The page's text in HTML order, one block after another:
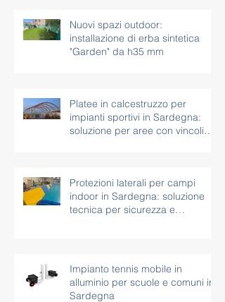
Nuovi spazi outdoor:
installazione di erba sintetica
"Garden" da h35 mm
Platee in calcestruzzo per
impianti sportivi in Sardegna:
soluzione per aree con vincoli
Protezioni laterali per campi
indoor in Sardegna: soluzione
tecnica per sicurezza e
Impianto tennis mobile in
alluminio per scuole e comuni in
Sardegna